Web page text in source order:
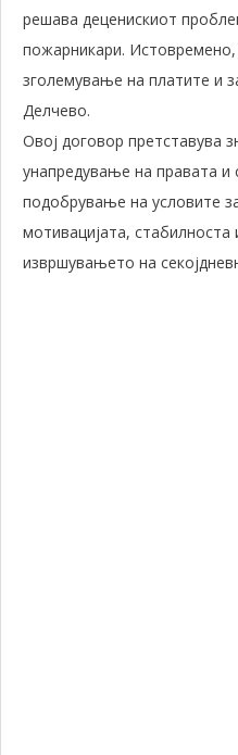
решава деценискиот
пожарникари.
зголемување на платите и
Делчево.
Овој договор претставува
унапредување на правата и
подобрување на условите
мотивацијата, стабилноста
извршувањето на